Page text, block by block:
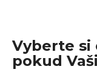
Vyberte si
pokud